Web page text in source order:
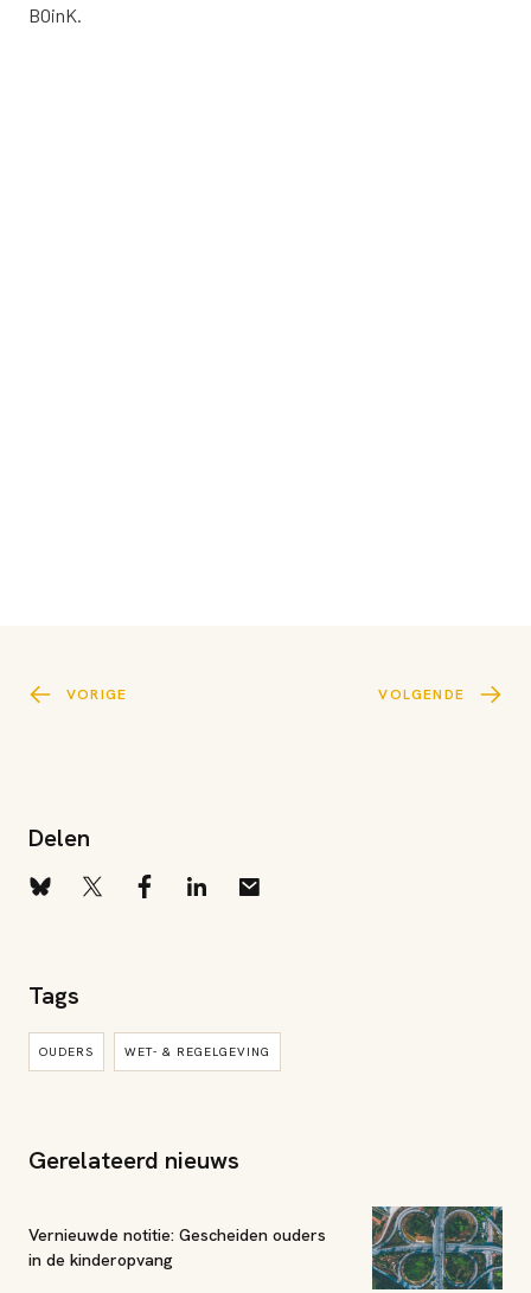
BOinK
VORIGE VOLGENDE
Delen
Tags
OUDERS WET- & REGELGEVING
Gerelateerd nieuws
Vernieuwde notitie: Gescheiden ouders
in de kinderopvang